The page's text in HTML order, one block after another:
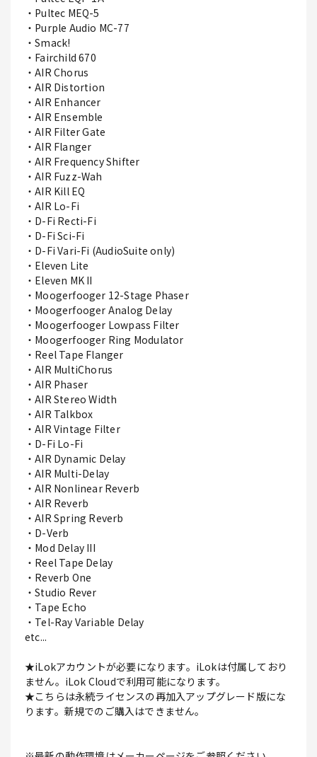
・Pultec MEQ-5
・Purple Audio MC-77
・Smack!
・Fairchild 670
・AIR Chorus
・AIR Distortion
・AIR Enhancer
・AIR Ensemble
・AIR Filter Gate
・AIR Flanger
・AIR Frequency Shifter
・AIR Fuzz-Wah
・AIR Kill EQ
・AIR Lo-Fi
・D-Fi Recti-Fi
・D-Fi Sci-Fi
・D-Fi Vari-Fi (AudioSuite only)
・Eleven Lite
・Eleven MK II
・Moogerfooger 12-Stage Phaser
・Moogerfooger Analog Delay
・Moogerfooger Lowpass Filter
・Moogerfooger Ring Modulator
・Reel Tape Flanger
・AIR MultiChorus
・AIR Phaser
・AIR Stereo Width
・AIR Talkbox
・AIR Vintage Filter
・D-Fi Lo-Fi
・AIR Dynamic Delay
・AIR Multi-Delay
・AIR Nonlinear Reverb
・AIR Reverb
・AIR Spring Reverb
・D-Verb
・Mod Delay III
・Reel Tape Delay
・Reverb One
・Studio Rever
・Tape Echo
・Tel-Ray Variable Delay
etc...
★iLokアカウントが必要になります。iLokは付属しており
ません。iLok Cloudで利用可能になります。
★こちらは永続ライセンスの再加入アップグレード版にな
ります。新規でのご購入はできません。